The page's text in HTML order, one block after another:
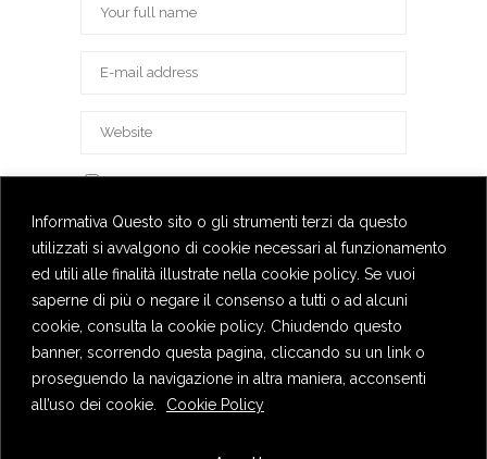
Informativa Questo sito o gli strumenti terzi da questo
utilizzati si avvalgono di cookie necessari al funzionamento
ed utili alle finalità illustrate nella cookie policy. Se vuoi
saperne di più o negare il consenso a tutti o ad alcuni
cookie, consulta la cookie policy. Chiudendo questo
banner, scorrendo questa pagina, cliccando su un link o
proseguendo la navigazione in altra maniera, acconsenti
all’uso dei cookie.
Cookie Policy
Privacy Policy